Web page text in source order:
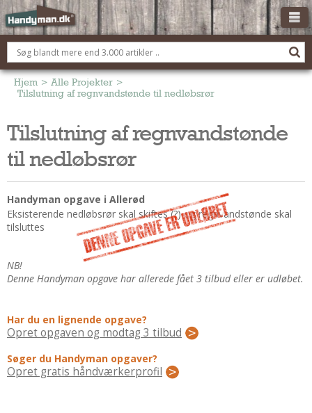
OM HANDYMAN.DK
FÅ 3 TILBUD
ANNONCERING
BOLIG KØBERÅDGIVNING
TØMRER/SNEDKER
Alt Om Køkkenet
Om Materialer
Regler Og Love
Udskiftning Og Montage
Om Materialer
Tips Og Tests
Hjem > Alle Projekter >
Tilslutning af regnvandstønde til nedløbsrør
Tilslutning af regnvandstønde
til nedløbsrør
Handyman opgave i Allerød
Eksisterende nedløbsrør skal skiftes (?) og regnvandstønde skal
tilsluttes
NB!
Denne Handyman opgave har allerede fået 3 tilbud eller er udløbet.
Har du en lignende opgave?
Opret opgaven og modtag 3 tilbud
Søger du Handyman opgaver?
Opret gratis håndværkerprofil